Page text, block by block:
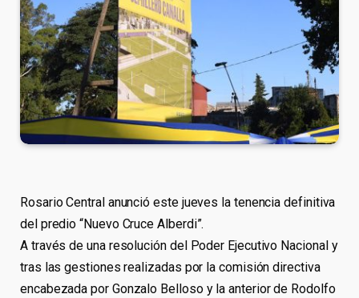
Rosario Central anunció este jueves la tenencia definitiva
del predio “Nuevo Cruce Alberdi”.
A través de una resolución del Poder Ejecutivo Nacional y
tras las gestiones realizadas por la comisión directiva
encabezada por Gonzalo Belloso y la anterior de Rodolfo